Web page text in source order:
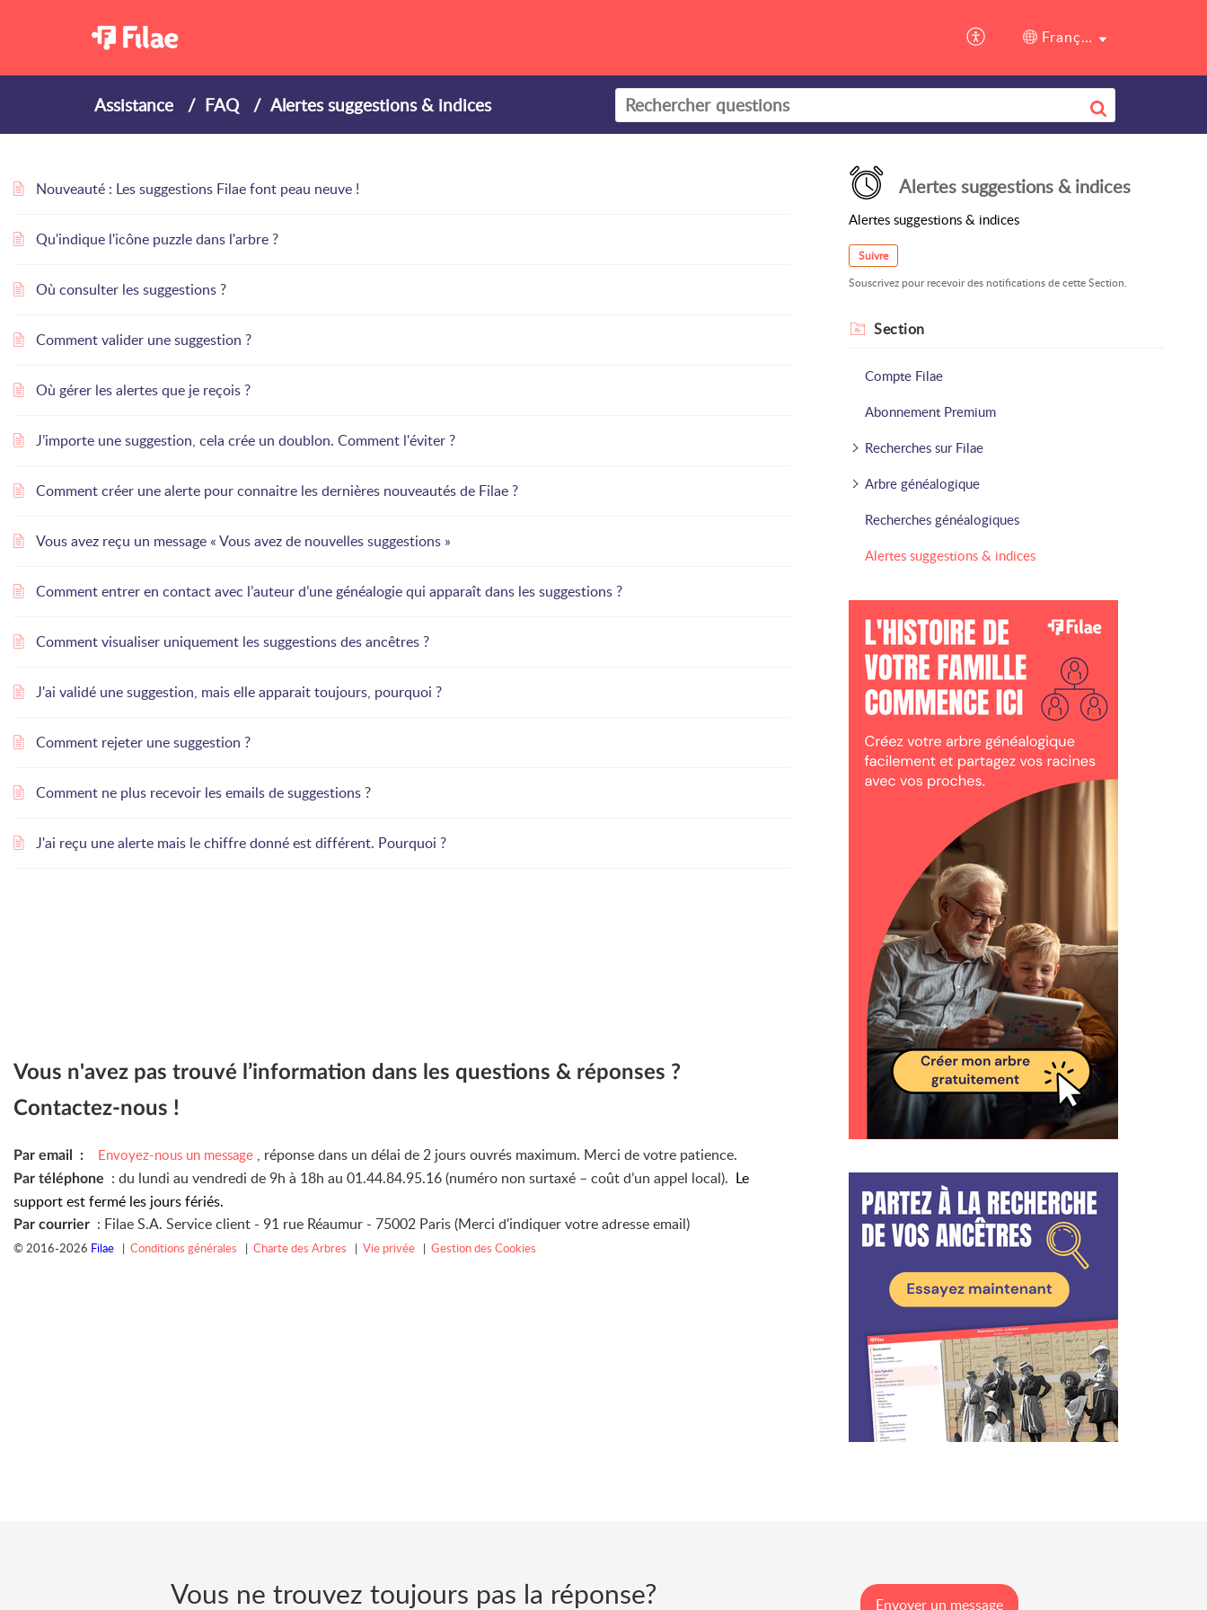
Français (France)
Assistance FAQ Alertes suggestions & indices
Nouveauté : Les suggestions Filae font peau neuve !
Qu'indique l'icône puzzle dans l'arbre ?
Où consulter les suggestions ?
Comment valider une suggestion ?
Où gérer les alertes que je reçois ?
J’importe une suggestion, cela crée un doublon. Comment l'éviter ?
Comment créer une alerte pour connaitre les dernières nouveautés de Filae ?
Vous avez reçu un message « Vous avez de nouvelles suggestions »
Comment entrer en contact avec l’auteur d’une généalogie qui apparaît dans les suggestions ?
Comment visualiser uniquement les suggestions des ancêtres ?
J'ai validé une suggestion, mais elle apparait toujours, pourquoi ?
Comment rejeter une suggestion ?
Comment ne plus recevoir les emails de suggestions ?
J'ai reçu une alerte mais le chiffre donné est différent. Pourquoi ?
Vous n'avez pas trouvé l’information dans les questions & réponses ?
Contactez-nous !
Par email : Envoyez-nous un message , réponse dans un délai de 2 jours ouvrés maximum. Merci de votre patience.
Par téléphone : du lundi au vendredi de 9h à 18h au 01.44.84.95.16 (numéro non surtaxé – coût d’un appel local). Le
support est fermé les jours fériés.
Par courrier : Filae S.A. Service client - 91 rue Réaumur - 75002 Paris (Merci d'indiquer votre adresse email)
© 2016-2026 Filae | Conditions générales | Charte des Arbres | Vie privée | Gestion des Cookies
Alertes suggestions & indices
Alertes suggestions & indices
Suivre
Souscrivez pour recevoir des notifications de cette Section.
Section
Compte Filae
Abonnement Premium
Recherches sur Filae
Arbre généalogique
Recherches généalogiques
Alertes suggestions & indices
Vous ne trouvez toujours pas la réponse? Envoyer un message